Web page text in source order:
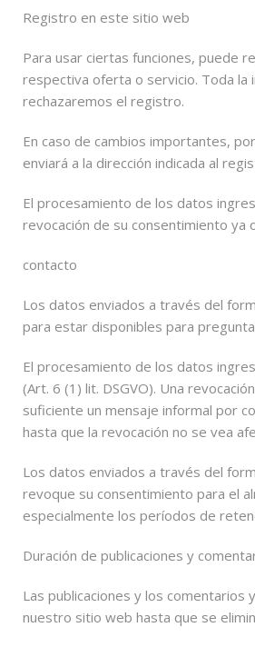
Registro en este sitio web
Para usar ciertas funciones, puede
respectiva oferta o servicio. Toda
rechazaremos el registro.
En caso de cambios importantes,
enviará a la dirección indicada al
El procesamiento de los datos
revocación de su consentimiento ya
contacto
Los datos enviados a través del
para estar disponibles para
El procesamiento de los datos
(Art. 6 (1) lit. DSGVO). Una
suficiente un mensaje informal por
hasta que la revocación no se vea
Los datos enviados a través del
revoque su consentimiento para el
especialmente los períodos de
Duración de publicaciones y
Las publicaciones y los comentarios
nuestro sitio web hasta que se